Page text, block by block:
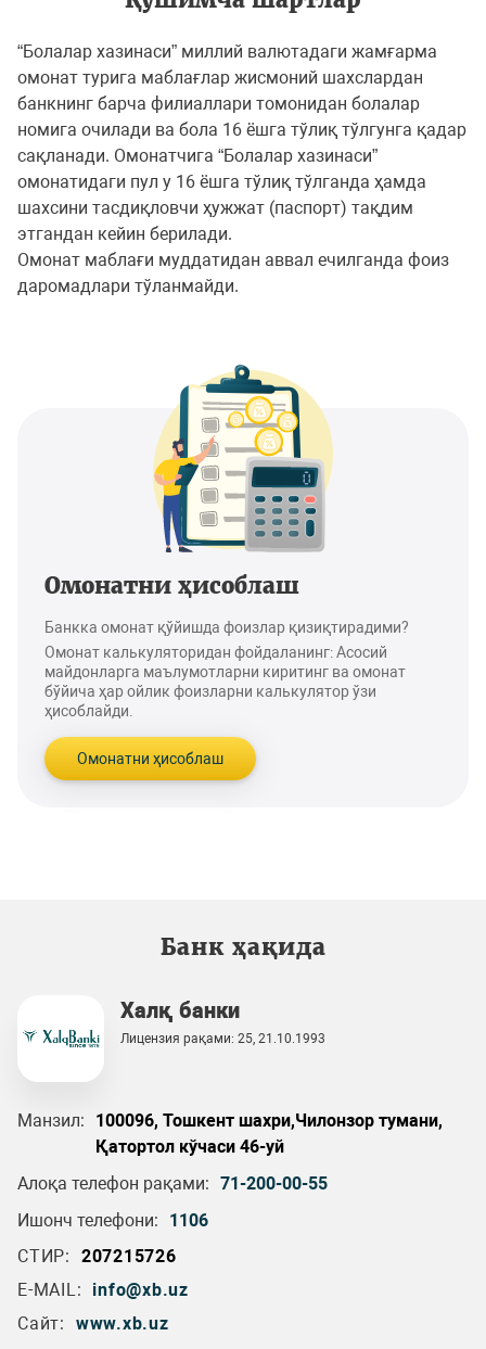
“Болалар хазинаси” миллий валютадаги жамғарма
омонат турига маблағлар жисмоний шахслардан
банкнинг барча филиаллари томонидан болалар
номига очилади ва бола 16 ёшга тўлиқ тўлгунга қадар
сақланади. Омонатчига “Болалар хазинаси”
омонатидаги пул у 16 ёшга тўлиқ тўлганда ҳамда
шахсини тасдиқловчи ҳужжат (паспорт) тақдим
этгандан кейин берилади.
Омонат маблағи муддатидан аввал ечилганда фоиз
даромадлари тўланмайди.
Омонатни ҳисоблаш
Банкка омонат қўйишда фоизлар қизиқтирадими?
Омонат калькуляторидан фойдаланинг: Асосий
майдонларга маълумотларни киритинг ва омонат
бўйича ҳар ойлик фоизларни калькулятор ўзи
ҳисоблайди.
Омонатни ҳисоблаш
Банк ҳақида
Халқ банки
Лицензия рақами: 25, 21.10.1993
Манзил:
100096, Тошкент шахри,Чилонзор тумани,
Қатортол кўчаси 46-уй
Алоқа телефон рақами: 71-200-00-55
Ишонч телефони:
1106
СТИР:
207215726
E-MAIL:
info@xb.uz
Сайт:
www.xb.uz